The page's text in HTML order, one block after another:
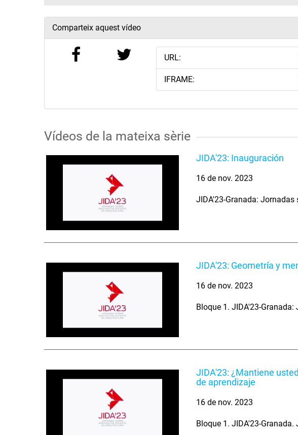
Comparteix aquest vídeo
URL:
IFRAME:
Vídeos de la mateixa sèrie
JIDA'23: Inauguración
16 de nov. 2023
JIDA'23-Granada:
JIDA'23: Geometría y
16 de nov. 2023
Bloque 1. JIDA'23-
JIDA'23: ¿Mantiene
de aprendizaje
16 de nov. 2023
Bloque 1. JIDA'23-